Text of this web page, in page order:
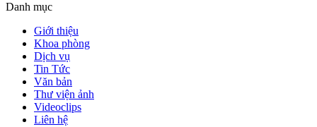
Danh mục
Giới thiệu
Khoa phòng
Dịch vụ
Tin Tức
Văn bản
Thư viện ảnh
Videoclips
Liên hệ